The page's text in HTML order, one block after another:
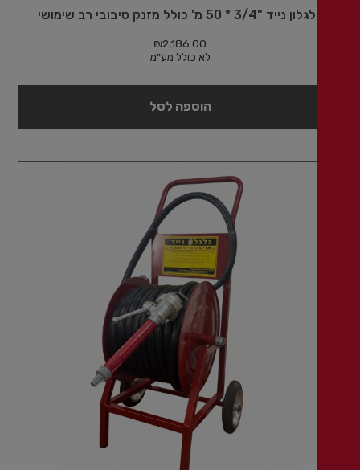
נייד "3/4 * 50 מ' כולל מזנק סיבובי רב שימושי
₪2,186.00
לא כולל מע"מ
הוספה לסל